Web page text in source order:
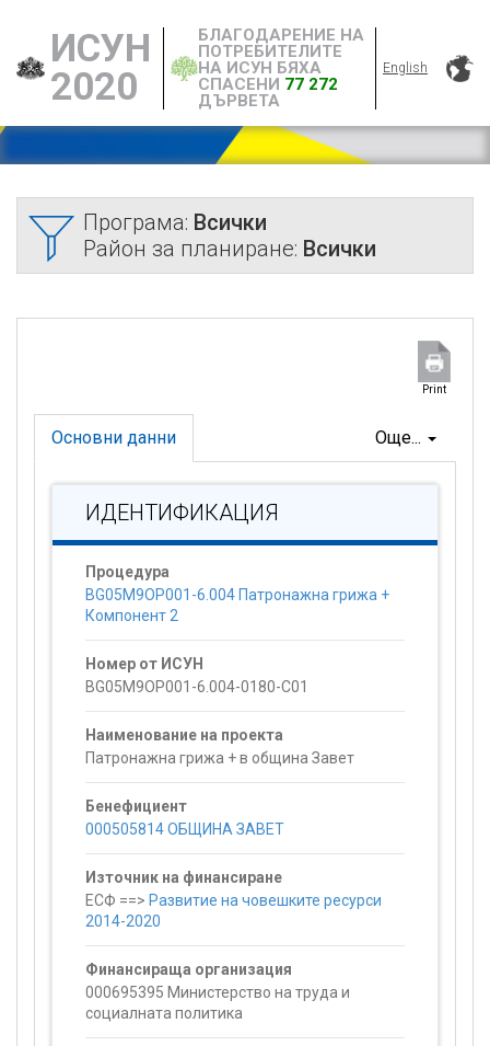
ИСУН
2020
БЛАГОДАРЕНИЕ НА
ПОТРЕБИТЕЛИТЕ
НА ИСУН БЯХА
СПАСЕНИ 77 272
ДЪРВЕТА
English
Програма: Всички
Район за планиране: Всички
Print
Още...
Основни данни
ИДЕНТИФИКАЦИЯ
Процедура
BG05M9OP001-6.004 Патронажна грижа +
Компонент 2
Номер от ИСУН
BG05M9OP001-6.004-0180-C01
Наименование на проекта
Патронажна грижа + в община Завет
Бенефициент
000505814 ОБЩИНА ЗАВЕТ
Източник на финансиране
ЕСФ ==> Развитие на човешките ресурси
2014-2020
Финансираща организация
000695395 Министерство на труда и
социалната политика